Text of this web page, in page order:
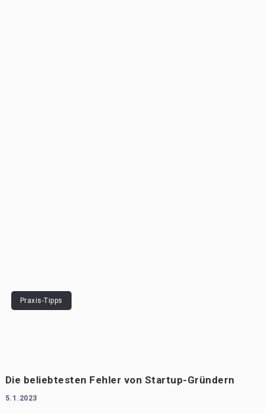
Praxis-Tipps
Die beliebtesten Fehler von Startup-Gründern
5.1.2023